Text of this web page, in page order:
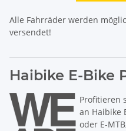
Alle Fahrräder werden
versendet!
Haibike E-Bike
Profitieren
an Haibike
oder E-